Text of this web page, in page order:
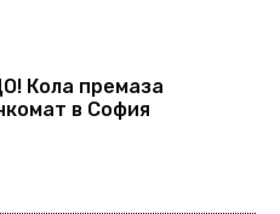
Кола премаза
в София